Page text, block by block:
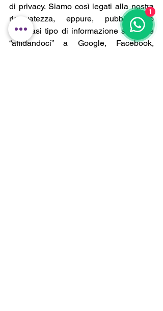
di privacy. Siamo così legati alla nostra
riservatezza, eppure, pubblichiamo
qualsiasi tipo di informazione sensibile
“affidandoci” a Google, Facebook,
1